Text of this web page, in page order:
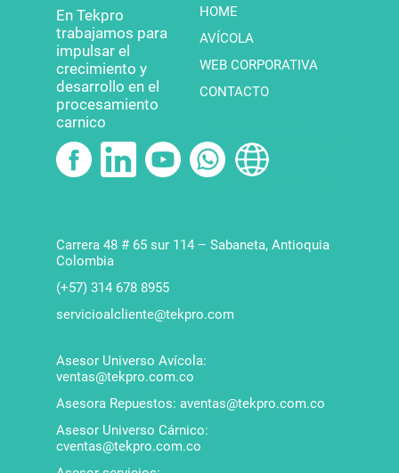
En Tekpro
trabajamos para
impulsar el
crecimiento y
desarrollo en el
procesamiento
carnico
HOME
AVÍCOLA
WEB CORPORATIVA
CONTACTO
tratamiento de datos
Política de garantías
Carrera 48 # 65 sur 114 – Sabaneta, Antioquia
Colombia
(+57) 314 678 8955
servicioalcliente@tekpro.com
Asesor Universo Avícola:
ventas@tekpro.com.co
Asesora Repuestos: aventas@tekpro.com.co
Asesor Universo Cárnico:
cventas@tekpro.com.co